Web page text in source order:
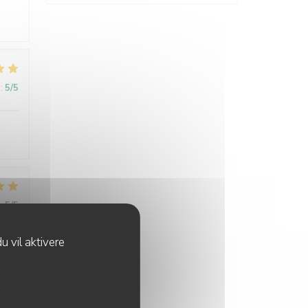
vil aktivere
: 5/5
5/5